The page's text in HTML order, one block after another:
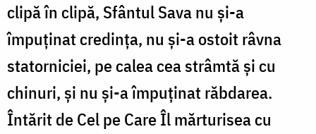
clipă în clipă, Sfântul Sava nu şi-a
împuţinat credinţa, nu şi-a ostoit râvna
statorniciei, pe calea cea strâmtă şi cu
chinuri, şi nu şi-a împuţinat răbdarea.
Întărit de Cel pe Care Îl mărturisea cu